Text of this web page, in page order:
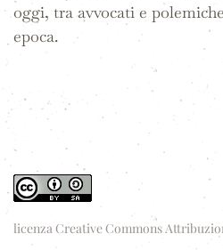
oggi, tra avvocati e
epoca.
licenza Creative Commons